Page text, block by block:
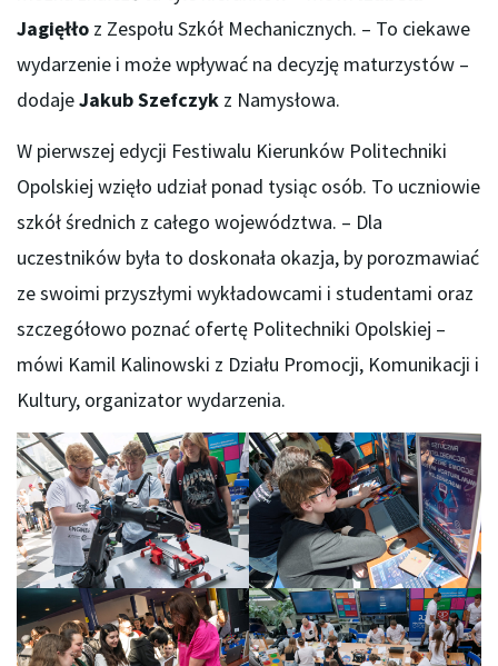
Jagięłło z Zespołu Szkół Mechanicznych. – To ciekawe
wydarzenie i może wpływać na decyzję maturzystów –
dodajeJakub Szefczyk z Namysłowa.
W pierwszej edycji Festiwalu Kierunków Politechniki
Opolskiej wzięło udział ponad tysiąc osób. To uczniowie
szkół średnich z całego województwa. – Dla
uczestników była to doskonała okazja, by porozmawiać
ze swoimi przyszłymi wykładowcami i studentami oraz
szczegółowo poznać ofertę Politechniki Opolskiej –
mówi Kamil Kalinowski z Działu Promocji, Komunikacji i
Kultury, organizator wydarzenia.